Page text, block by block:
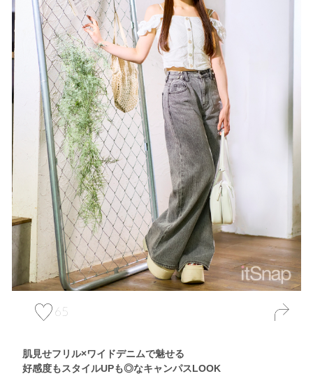
65
肌見せフリル×ワイドデニムで魅せる
好感度もスタイルUPも◎なキャンパスLOOK